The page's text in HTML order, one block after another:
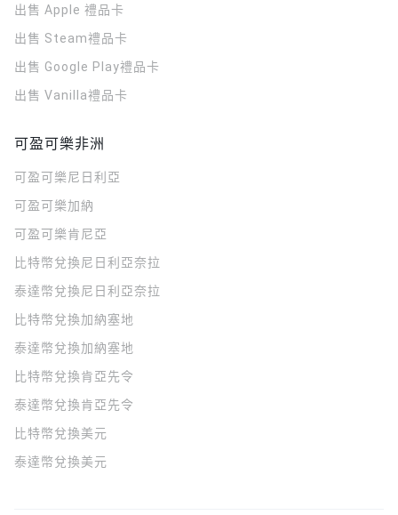
出售 Apple 禮品卡
出售 Steam禮品卡
出售 Google Play禮品卡
出售 Vanilla禮品卡
可盈可樂非洲
可盈可樂 尼日利亞
可盈可樂加納
可盈可樂肯尼亞
比特幣兌換尼日利亞奈拉
泰達幣兌換尼日利亞奈拉
比特幣兌換加納塞地
泰達幣兌換加納塞地
比特幣兌換肯亞先令
泰達幣兌換肯亞先令
比特幣兌換美元
泰達幣兌換美元